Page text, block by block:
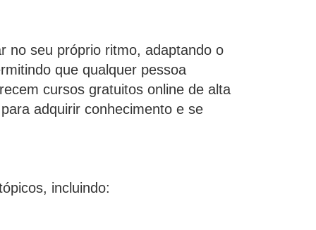
no seu próprio ritmo, adaptando o
que qualquer pessoa
cursos gratuitos online de alta
adquirir conhecimento e se
incluindo: